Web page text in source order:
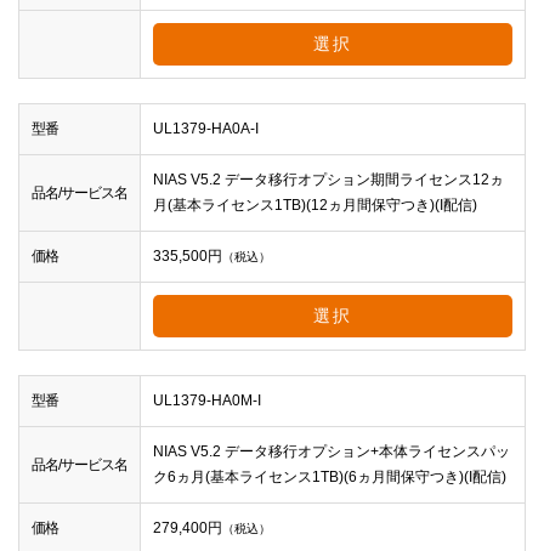
選択
型番 UL1379-HA0A-I
品名/サービス名
NIAS V5.2 データ移行オプション期間ライセンス12ヵ
月(基本ライセンス1TB)(12ヵ月間保守つき)(I配信)
価格 335,500円 （税込）
選択
型番 UL1379-HA0M-I
品名/サービス名
NIAS V5.2 データ移行オプション+本体ライセンスパッ
ク6ヵ月(基本ライセンス1TB)(6ヵ月間保守つき)(I配信)
価格 279,400円 （税込）